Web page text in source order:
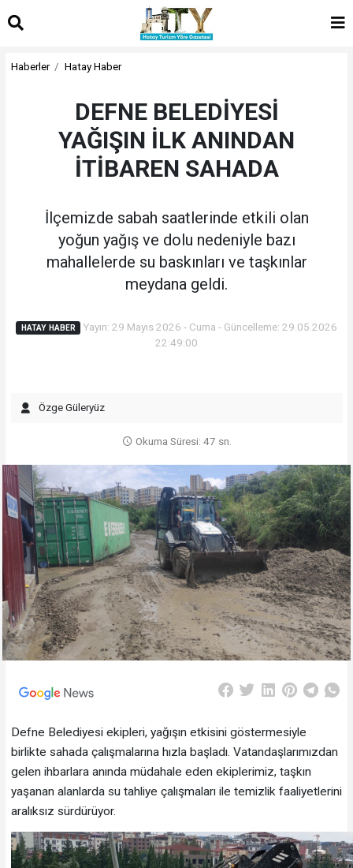
Haberler Hatay Haber
DEFNE BELEDİYESİ
YAĞIŞIN İLK ANINDAN
İTİBAREN SAHADA
İlçemizde sabah saatlerinde etkili olan
yoğun yağış ve dolu nedeniyle bazı
mahallelerde su baskınları ve taşkınlar
meydana geldi.
HATAY HABER
Yayın: 29 Mayıs 2026 - Cuma - Güncelleme: 29.05.2026
22:49:00
Özge Güleryüz
Okuma Süresi: 47 sn.
Defne Belediyesi ekipleri, yağışın etkisini göstermesiyle
birlikte sahada çalışmalarına hızla başladı. Vatandaşlarımızdan
gelen ihbarlara anında müdahale eden ekiplerimiz, taşkın
yaşanan alanlarda su tahliye çalışmaları ile temizlik faaliyetlerini
aralıksız sürdürüyor.